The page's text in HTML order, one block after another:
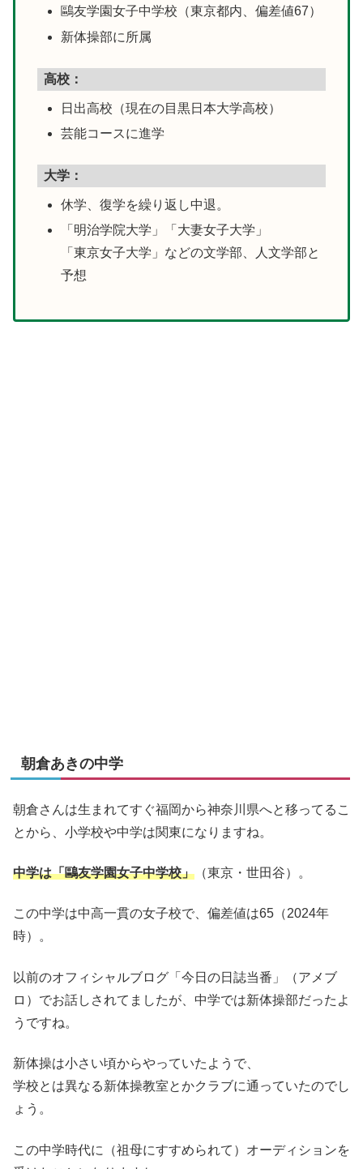
鷗友学園女子中学校 （東京都内、偏差値67）
新体操部に所属
高校：
日出高校 （現在の目黒日本大学高校）
芸能コースに進学
大学：
休学、復学を繰り返し中退。
「明治学院大学」
「大妻女子大学」
「東京女子大学」 などの文学部、人文学部と
予想
朝倉あきの中学
朝倉さんは生まれてすぐ福岡から神奈川県へと移ってるこ
とから、小学校や中学は関東になりますね。
中学は「鷗友学園女子中学校」 （東京・世田谷）。
この中学は中高一貫の女子校で、偏差値は65（2024年
時）。
以前のオフィシャルブログ「今日の日誌当番」（アメブ
ロ）でお話しされてましたが、中学では新体操部だったよ
うですね。
新体操は小さい頃からやっていたようで、
学校とは異なる新体操教室とかクラブに通っていたのでし
ょう。
この中学時代に（祖母にすすめられて）オーディションを